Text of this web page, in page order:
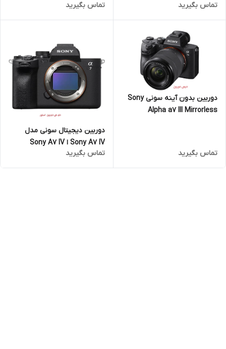
تماس بگیرید
IV
تماس بگیرید
دوربین بدون آینه سونی Sony
Alpha a7 III Mirrorless
تماس بگیرید
دوربین دیجیتال سونی مدل
Sony A7 IV ا Sony A7 IV
تماس بگیرید